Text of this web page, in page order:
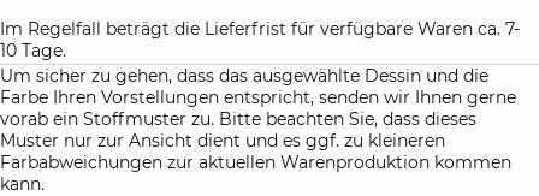
Im Regelfall beträgt die Lieferfrist für verfügbare Waren ca. 7-
10 Tage.
Um sicher zu gehen, dass das ausgewählte Dessin und die
Farbe Ihren Vorstellungen entspricht, senden wir Ihnen gerne
vorab ein Stoffmuster zu. Bitte beachten Sie, dass dieses
Muster nur zur Ansicht dient und es ggf. zu kleineren
Farbabweichungen zur aktuellen Warenproduktion kommen
kann.